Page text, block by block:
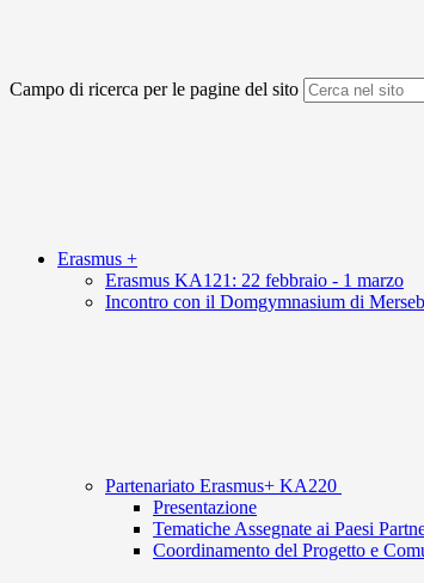
Campo di ricerca per le pagine del sito
Erasmus +
Erasmus KA121: 22 febbraio - 1 marzo
Incontro con il Domgymnasium di
Partenariato Erasmus+ KA220
Presentazione
Tematiche Assegnate ai Paesi
Coordinamento del Progetto e